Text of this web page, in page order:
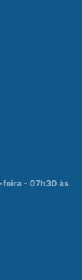
feira - 07h30 às